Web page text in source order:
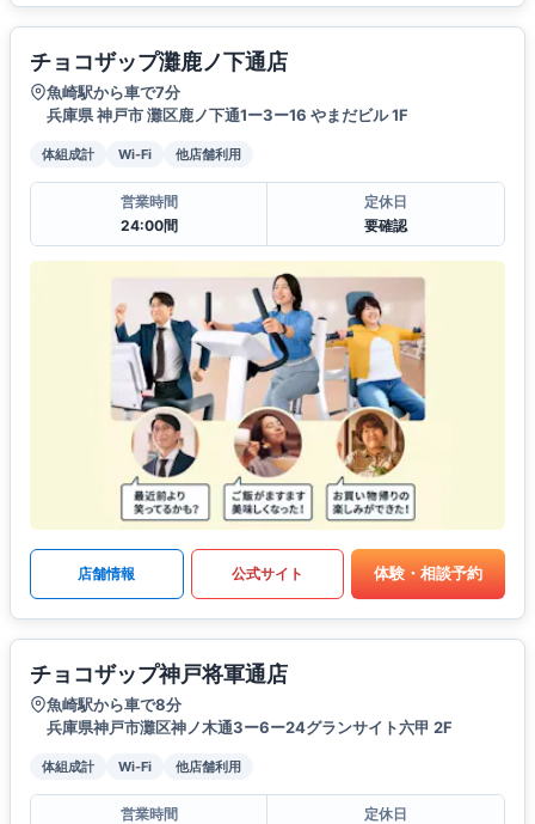
チョコザップ灘鹿ノ下通店
魚崎駅から車で7分
兵庫県 神戸市 灘区鹿ノ下通1ー3ー16 やまだビル 1F
体組成計 Wi-Fi 他店舗利用
営業時間
24:00間
定休日
要確認
店舗情報 公式サイト 体験・相談予約
チョコザップ神戸将軍通店
魚崎駅から車で8分
兵庫県神戸市灘区神ノ木通3ー6ー24グランサイト六甲 2F
体組成計 Wi-Fi 他店舗利用
営業時間
定休日